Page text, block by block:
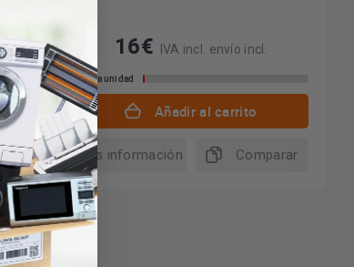
16€ IVA incl. envío incl.
Última unidad
Añadir al carrito
Más información Comparar